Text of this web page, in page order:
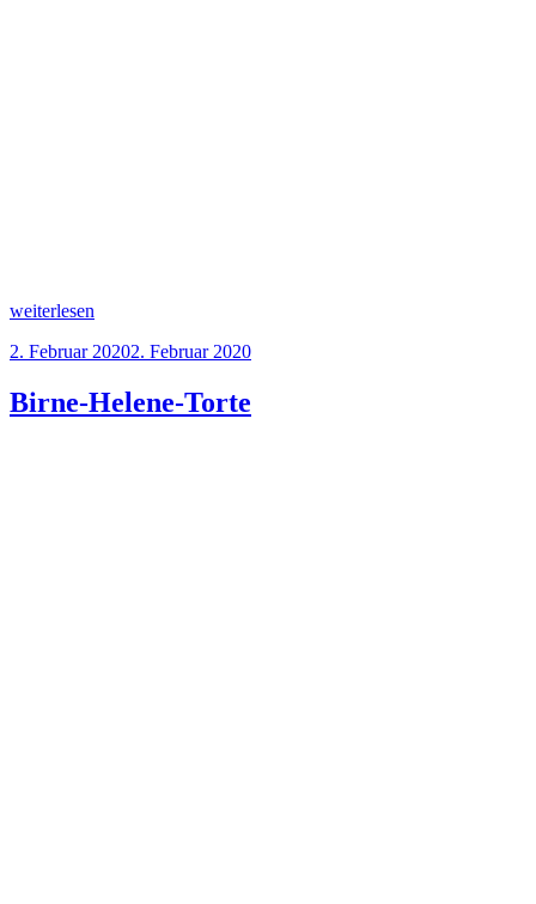
„Einfacher
Apfelkuchen“
weiterlesen
Veröffentlicht
2. Februar 20202. Februar 2020
Birne-Helene-Torte